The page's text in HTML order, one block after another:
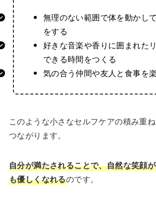
無理のない範囲で体を動かし
をする
好きな音楽や香りに囲まれた
できる時間をつくる
気の合う仲間や友人と食事を
このような小さなセルフケアの積み重
つながります。
自分が満たされることで、自然な笑顔
も優しくなれるのです。